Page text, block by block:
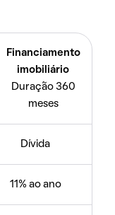
Financiamento
imobiliário
Duração 360
meses
Dívida
11% ao ano